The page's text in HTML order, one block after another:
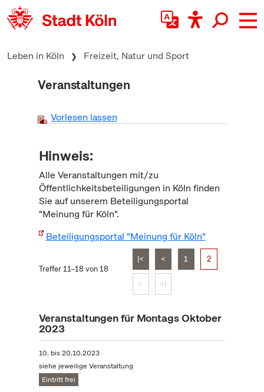
zum Inhalt springen
Leben in Köln Freizeit, Natur und Sport
Veranstaltungen
Vorlesen lassen
Hinweis:
Alle Veranstaltungen mit/zu
Öffentlichkeitsbeteiligungen in Köln finden
Sie auf unserem Beteiligungsportal
"Meinung für Köln".
Beteiligungsportal "Meinung für Köln"
Treffer 11–18 von 18
|< < 1 2
> >|
Veranstaltungen für Montags Oktober
2023
10. bis20.10.2023
siehe jeweilige Veranstaltung
Eintritt frei